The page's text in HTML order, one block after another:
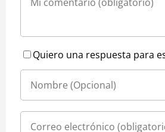
Quiero una respuesta para